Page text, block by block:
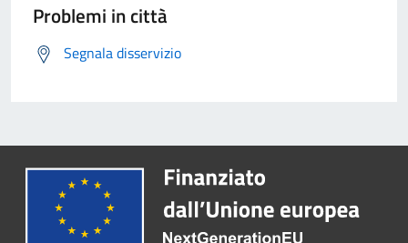
Problemi in città
Segnala disservizio